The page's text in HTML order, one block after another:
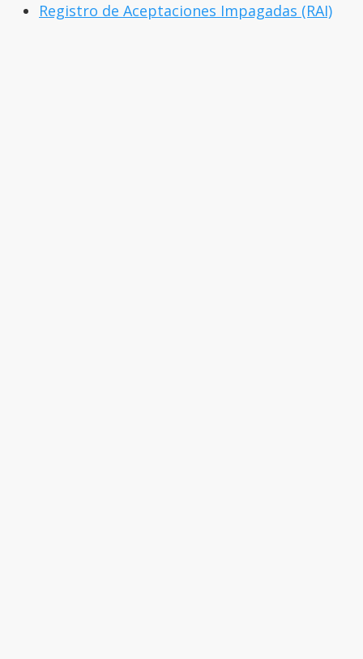
Registro de Aceptaciones Impagadas (RAI)